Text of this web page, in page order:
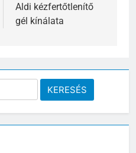
Aldi kézfertőtlenítő
gél kínálata